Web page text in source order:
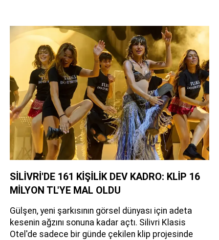
SİLİVRİ'DE 161 KİŞİLİK DEV KADRO: KLİP 16
MİLYON TL'YE MAL OLDU
Gülşen, yeni şarkısının görsel dünyası için adeta
kesenin ağzını sonuna kadar açtı. Silivri Klasis
Otel'de sadece bir günde çekilen klip projesinde